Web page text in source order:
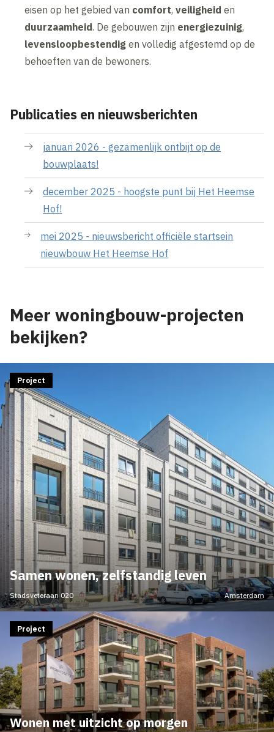
eisen op het gebied van comfort,veiligheid en
duurzaamheid. De gebouwen zijn energiezuinig,
levensloopbestendigen volledig afgestemd op de
behoeften van de bewoners.
Publicaties en nieuwsberichten
januari 2026 - gezamenlijk ontbijt op de
bouwplaats!
december 2025 - hoogste punt bij Het Heemse
Hof!
mei 2025 - nieuwsbericht officiële startsein
nieuwbouw Het Heemse Hof
Meer woningbouw-projecten
bekijken?
Samen wonen, zelfstandig leven
Project
Stadsveteraan 020 Amsterdam
Wonen met uitzicht op morgen
Project